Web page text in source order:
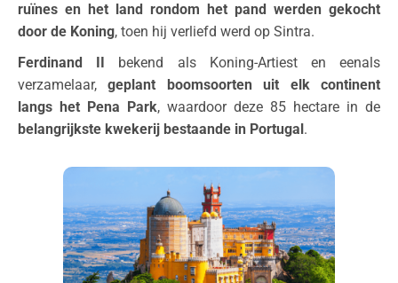
ruïnes en het land rondom het pand werden gekocht
door de Koning, toen hij verliefd werd op Sintra.
Ferdinand II bekend alsKoning-Artiest en eenals
verzamelaar,geplant
boomsoorten uit elk continent
langs het Pena Park, waardoor deze 85 hectare in de
belangrijkste kwekerij bestaande in Portugal.